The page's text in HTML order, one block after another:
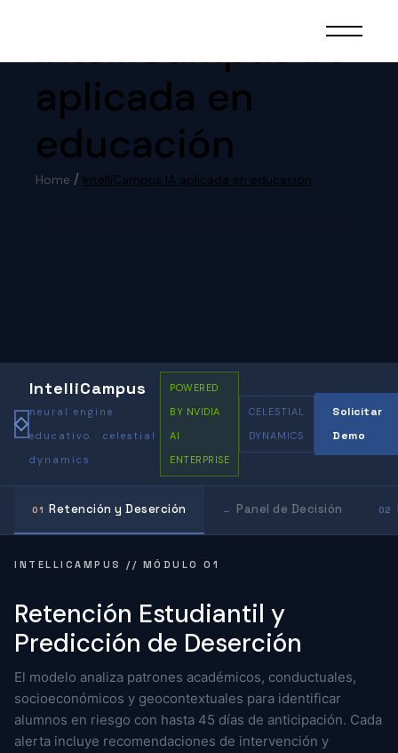
IntelliCampus IA
aplicada en
educación
Home IntelliCampus IA aplicada en educación
IntelliCampus
neural engine
educativo · celestial
dynamics
POWERED
BY NVIDIA
AI
ENTERPRISE
CELESTIAL
DYNAMICS
Solicitar
Demo
01 Retención y Deserción → Panel de Decisión 02
INTELLICAMPUS // MÓDULO 01
Retención Estudiantil y
Predicción de Deserción
El modelo analiza patrones académicos, conductuales,
socioeconómicos y geocontextuales para identificar
alumnos en riesgo con hasta 45 días de anticipación. Cada
alerta incluye recomendaciones de intervención y